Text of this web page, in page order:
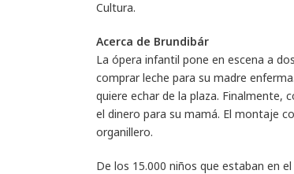
Cultura.
Acerca de Brundibár
La ópera infantil pone en escena a
comprar leche para su madre
quiere echar de la plaza. Finalmente,
el dinero para su mamá. El montaje
organillero.
De los 15.000 niños que estaban en